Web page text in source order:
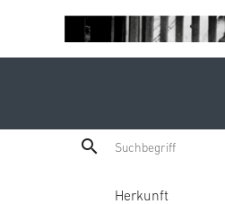
search
Herkunft